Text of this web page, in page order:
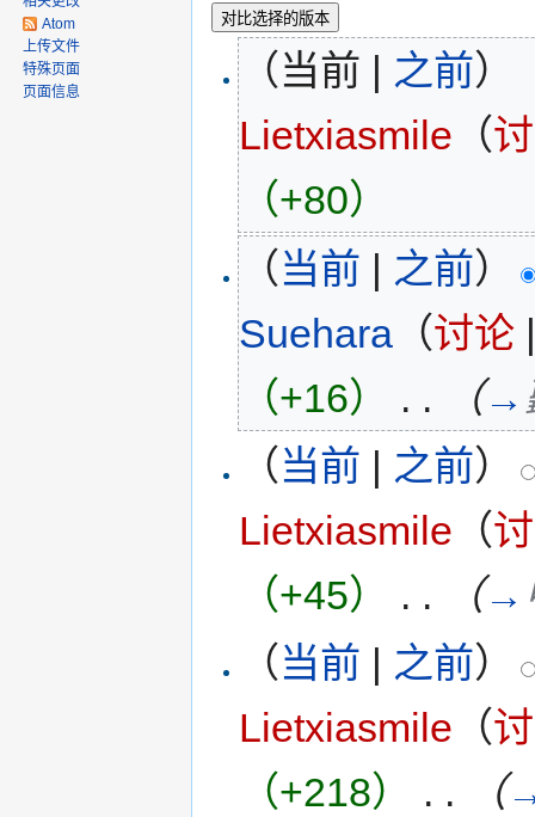
（当前 | 之前）
Lietxiasmile （
（+80）
（当前 | 之前）
Suehara （讨论
（+16）
. . （→
（当前 | 之前）
Lietxiasmile （
（+45）
. . （→
（当前 | 之前）
Lietxiasmile （
（+218）
. . （
Atom
上传文件
特殊页面
页面信息